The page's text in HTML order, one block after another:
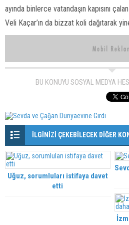
ayında binlerce vatandaşın kapısını
Veli Kaçar’ın da bizzat koli dağıtarak
BU KONUYU SOSYAL MEDYA
İLGİNİZİ ÇEKEBİLECEK DİĞER
Uğuz, sorumluları istifaya davet
etti